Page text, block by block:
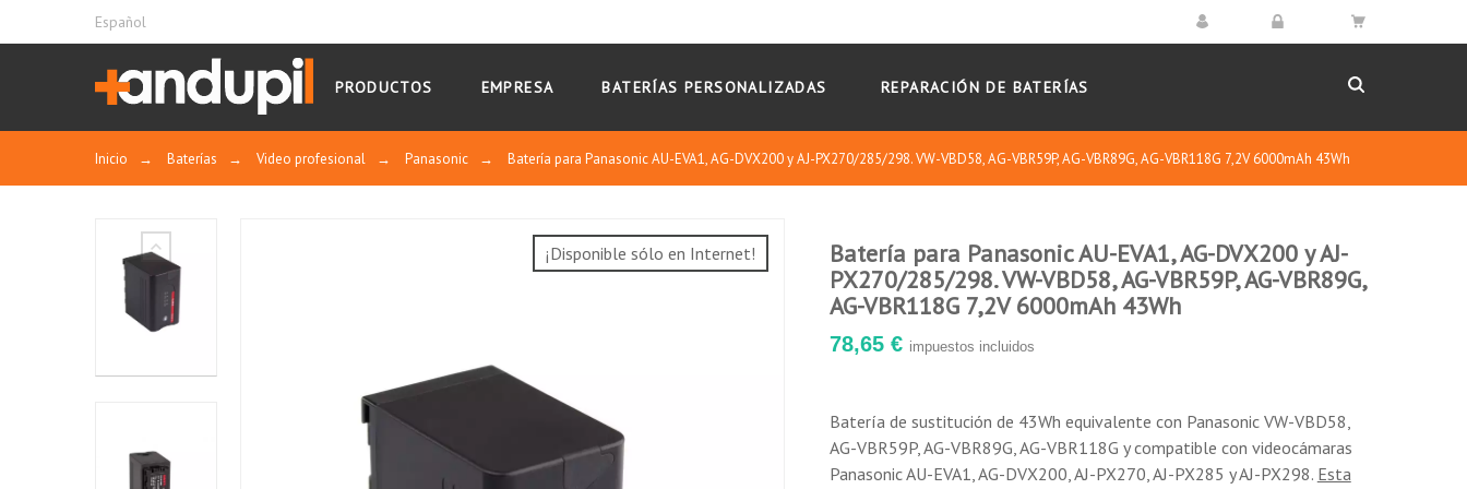
Español
PRODUCTOS EMPRESA BATERÍAS PERSONALIZADAS REPARACIÓN DE BATERÍAS
Inicio → Baterías → Video profesional → Panasonic → Batería para Panasonic AU-EVA1, AG-DVX200 y AJ-PX270/285/298. VW-VBD58, AG-VBR59P, AG-VBR89G, AG-VBR118G 7,2V 6000mAh 43Wh
¡Disponible sólo en Internet!
Batería para Panasonic AU-EVA1, AG-DVX200 y AJ-
PX270/285/298. VW-VBD58, AG-VBR59P, AG-VBR89G,
AG-VBR118G 7,2V 6000mAh 43Wh
78,65 € impuestos incluidos
Batería de sustitución de 43Wh equivalente con Panasonic VW-VBD58,
AG-VBR59P, AG-VBR89G, AG-VBR118G y compatible con videocámaras
Panasonic AU-EVA1, AG-DVX200, AJ-PX270, AJ-PX285 y AJ-PX298. Esta
Características:
Con una capacidad de 43Wh/6000mAh puede funcionar durante aproximadamente 2h en las videocámaras de la serie AJ-PX270 con el monitor LCD encendido.
Conexión de salida DC para salida DC o entrada de carga con conector DC de 5,5/2,1mm para conexión de salida DC 7.2V (Nominal). Puede conectar la antorcha
LED de la cámara, el monitor o el transmisor inalámbrico y obtener energía simultáneamente con la cámara. La potencia máxima de la conexión es de 30W,
4A. El conector DC también se puede utilizar como entrada de carga con el cargador portátil SWIT S-3010D.
Conexión USB incluida 5V/1A. Dispone de una conexión USB en la batería DV para conectar su teléfono móvil o Tablet, pulse el botón "Check" y a continuación
la batería S-8D58 enviará una tensión de salida de 5V 1Ah a través del conector USB para cargar sus dispositivos.
S-8D58 manual usuario